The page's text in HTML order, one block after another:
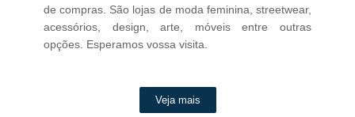
de compras. São lojas de moda feminina, streetwear,
acessórios, design, arte, móveis entre outras
opções. Esperamos vossa visita.
Veja mais